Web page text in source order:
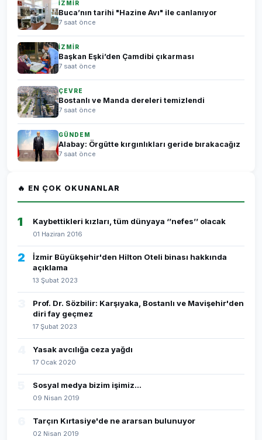
İZMİR
Buca’nın tarihi "Hazine Avı" ile canlanıyor
7 saat önce
İZMİR
Başkan Eşki’den Çamdibi çıkarması
7 saat önce
ÇEVRE
Bostanlı ve Manda dereleri temizlendi
7 saat önce
GÜNDEM
Alabay: Örgütte kırgınlıkları geride bırakacağız
7 saat önce
🔥 EN ÇOK OKUNANLAR
1 Kaybettikleri kızları, tüm dünyaya ‘’nefes’’ olacak
01 Haziran 2016
2
İzmir Büyükşehir'den Hilton Oteli binası hakkında
açıklama
13 Şubat 2023
Prof. Dr. Sözbilir: Karşıyaka, Bostanlı ve Mavişehir'den
diri fay geçmez
17 Şubat 2023
Yasak avcılığa ceza yağdı
17 Ocak 2020
Sosyal medya bizim işimiz...
09 Nisan 2019
Tarçın Kırtasiye'de ne ararsan bulunuyor
02 Nisan 2019